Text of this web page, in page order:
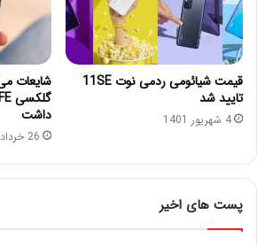
قیمت شیائومی ردمی نوت 11SE
تایید شد
4 شهریور 1401
شایعات
داشت
26 خرداد 1401
پست های اخیر